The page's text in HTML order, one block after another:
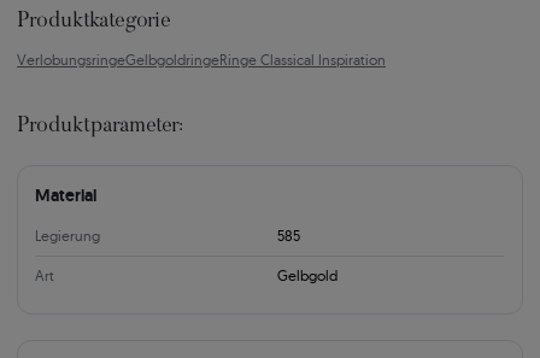
Produktkategorie
VerlobungsringeGelbgoldringeRinge Classical Inspiration
Produktparameter:
Material
Legierung 585
Art Gelbgold